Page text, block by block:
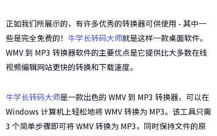
正如我们所展示的，有许多优秀的转换器可供使用 - 其中一
些是完全免费的！ 牛学长转码大师就是这样一款桌面软件。
WMV 到 MP3 转换器软件的主要优点是它提供比大多数在线
视频编辑网站更快的转换和下载速度。
牛学长转码大师是一款出色的 WMV 到 MP3 转换器，可以在
Windows 计算机上轻松地将 WMV 转换为 MP3。该工具只需
3 个简单步骤即可将 WMV 转换为 MP3，同时保持文件的原